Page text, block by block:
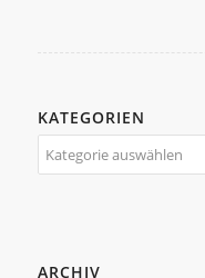
KATEGORIEN
Kategorien
ARCHIV